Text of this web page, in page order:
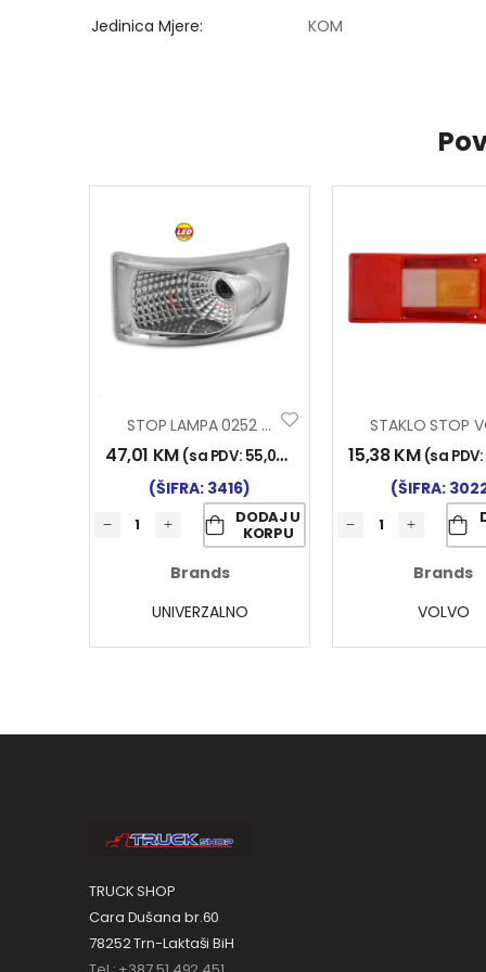
Jedinica Mjere KOM
STOP LAMPA 0252 LED BIJELA
47,01 KM (sa PDV: 55,00
(ŠIFRA: 3416)
DODAJ U
KORPU
Brands
UNIVERZALNO
15,38KM (sa PDV:
(ŠIFRA:
Brands
VOLVO
TRUCK SHOP
Cara Dušana br.60
78252 Trn-Laktaši BiH